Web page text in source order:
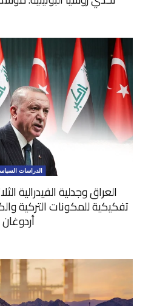
الدراسات
العراق وجدلية الفيدرالية
تفكيكية للمكونات التركية
أردوغان